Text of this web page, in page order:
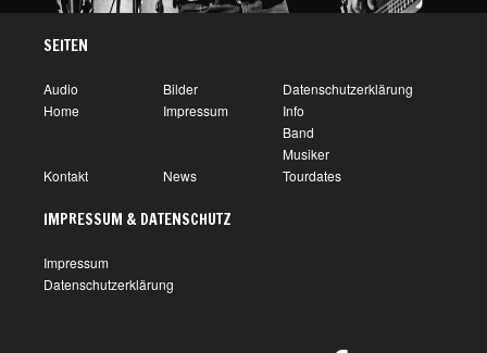
SEITEN
Audio Bilder
Datenschutzerklärung
Home
Impressum
Info
Band
Musiker
Kontakt
News Tourdates
IMPRESSUM & DATENSCHUTZ
Impressum
Datenschutzerklärung